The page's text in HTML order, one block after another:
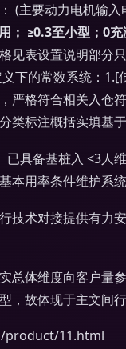
(主要动力电机输
； ≥0.3至小型；0
见表设置说明部
下的常数系统：
严格符合相关入
标注概括实填基
具备基桩入 <3
本用率条件维护系
技术对接提供有
总体维度向客户量
，故体现于主文间
product/11.html